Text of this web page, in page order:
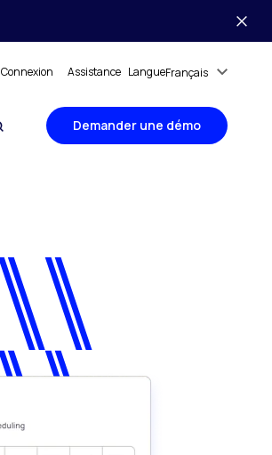
Connexion Assistance LangueFrançais
Demander une démo